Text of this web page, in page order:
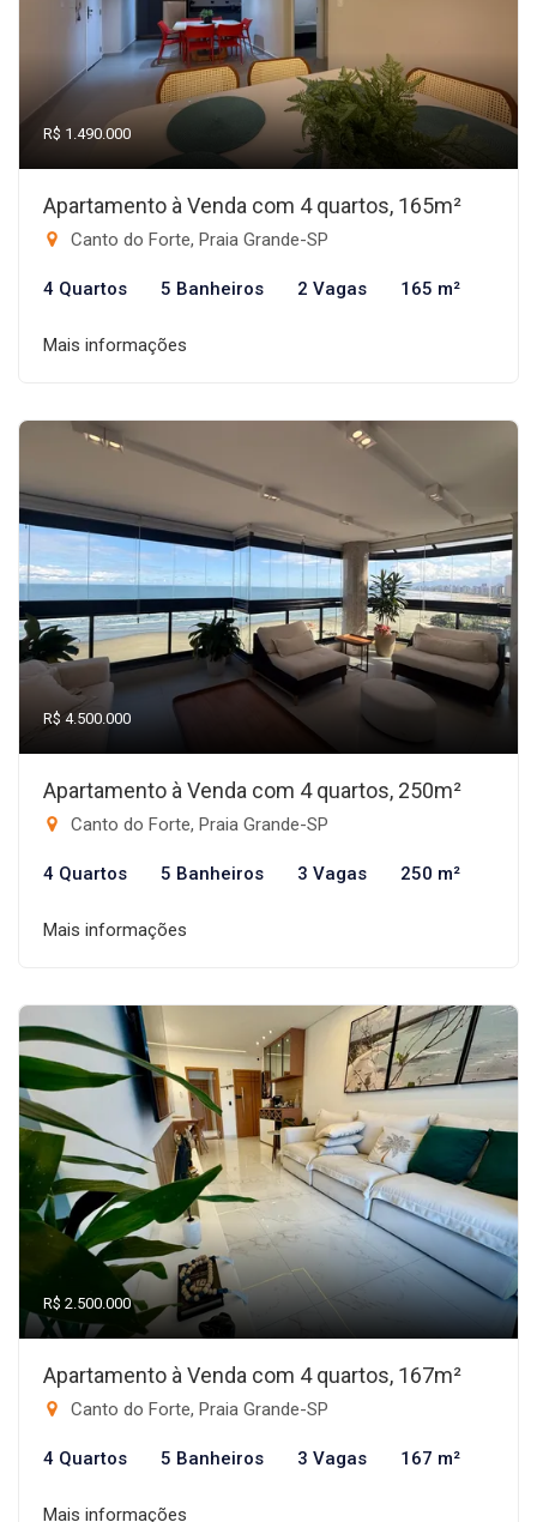
R$ 1.490.000
Apartamento à Venda com 4 quartos, 165m²
Canto do Forte, Praia Grande-SP
4 Quartos 5 Banheiros 2 Vagas 165 m²
Mais informações
R$ 4.500.000
Apartamento à Venda com 4 quartos, 250m²
Canto do Forte, Praia Grande-SP
4 Quartos 5 Banheiros 3 Vagas 250 m²
Mais informações
R$ 2.500.000
Apartamento à Venda com 4 quartos, 167m²
Canto do Forte, Praia Grande-SP
4 Quartos 5 Banheiros 3 Vagas 167 m²
Mais informações